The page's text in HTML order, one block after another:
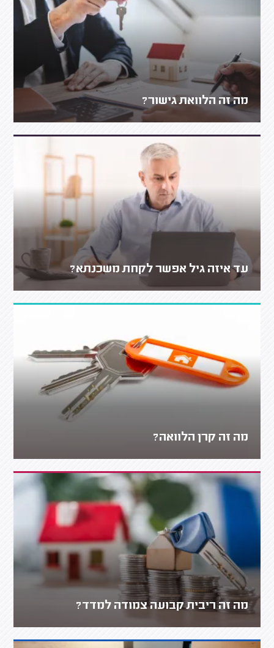
מה זה הלוואת גישור?
עד איזה גיל אפשר לקחת משכנתא?
מה זה קרן הלוואה?
מה זה ריבית קבועה צמודה למדד?